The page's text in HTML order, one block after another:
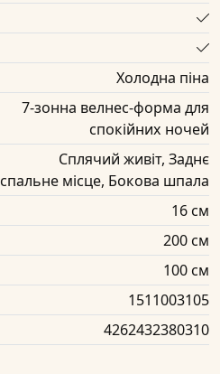
Холодна піна
7-зонна велнес-форма для
спокійних ночей
Сплячий живіт, Заднє
спальне місце, Бокова шпала
16 см
200 см
100 см
1511003105
4262432380310